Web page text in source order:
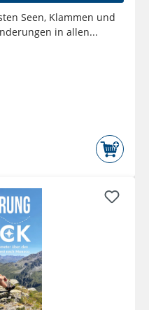
Seen, Klammen und
in allen...